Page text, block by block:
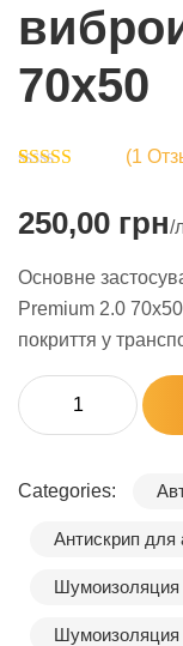
70х50
based on
customer
(1
250,00 грн/
Основне
Premium 2.0
покриття у
Supreme
NP
виброизоляция
70х50
quantity
Categories:
Антискрип для
Шумоизоляция